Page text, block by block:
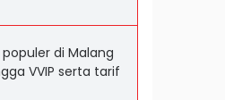
di Malang
VVIP serta tarif